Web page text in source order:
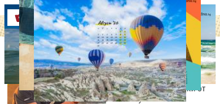
Оферти
ИЗВЕСТНИ
Даниел Петканов покори
Африка: пингвини, акули
и незабравими гледки от
Кейптаун